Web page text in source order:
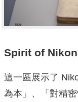
Spirit of Nikon
這一區展示了
為本」、「對精